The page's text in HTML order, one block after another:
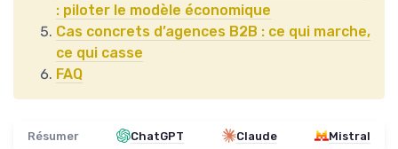
: piloter le modèle économique
Cas concrets d’agences B2B : ce qui marche,
ce qui casse
FAQ
Résumer ChatGPT Claude Mistral